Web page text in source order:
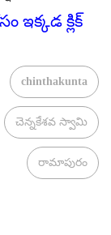
ఇక్కడ క్లిక్
chinthakunta
చెన్నకేశవ స్వామి
రామాపురం